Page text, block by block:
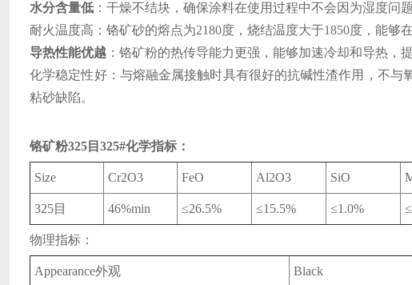
‌水分含量低‌ ：干燥不结块，确保涂料在使用过程中不会因为湿度问
耐火温度高‌：铬矿砂的熔点为2180度，烧结温度大于1850度，能够
‌导热性能优越‌ ：铬矿粉的热传导能力更强，能够加速冷却和导热，
化学稳定性好‌：与熔融金属接触时具有很好的抗碱性渣作用，不
粘砂缺陷‌。
铬矿粉325目325#化学指标：
Size Cr2O3 FeO Al2O3 SiO
325目 46%min ≤26.5% ≤15.5% ≤1.0%
物理指标：
Appearance外观 Black